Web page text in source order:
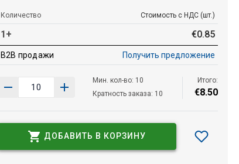
Количество Стоимость с НДС (шт.)
1+ €0.85
B2B продажи Получить предложение
Мин. кол-во: 10
Кратность заказа: 10
Итого:
€8.50
ДОБАВИТЬ В КОРЗИНУ